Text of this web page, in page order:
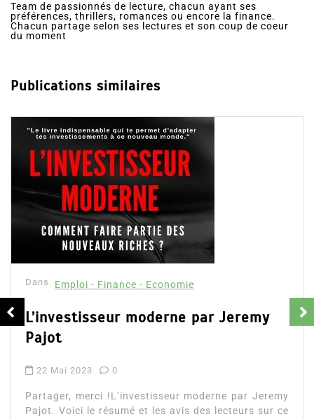
Team de passionnés de lecture, chacun ayant ses
préférences, thrillers, romances ou encore la finance.
Chacun partage selon ses lectures et son coup de coeur
du moment
Publications similaires
Dans Emploi - Finance - Economie
L’investisseur moderne par Jeremy
Pajot
22 Mai 2023 0
Partager, merci !L’investisseur moderne par Jeremy
Pajot. Voici le résumé et les avis des lecteurs sur ce